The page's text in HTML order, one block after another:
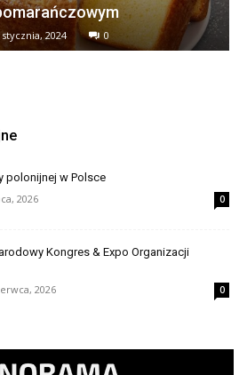
stycznia, 2024 0
polonijnej w Polsce
2026 0
Kongres & Expo Organizacji
2026 0